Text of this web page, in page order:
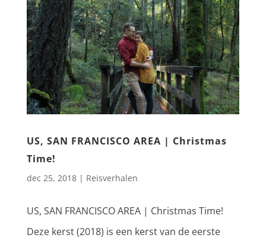
US, SAN FRANCISCO AREA | Christmas
Time!
dec 25, 2018| Reisverhalen
US, SAN FRANCISCO AREA | Christmas Time!
Deze kerst (2018) is een kerst van de eerste